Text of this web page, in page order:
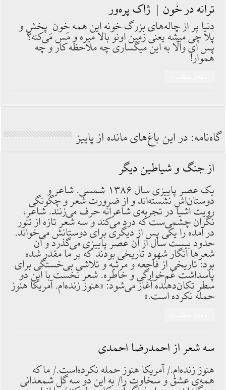
ترانه در خون | ژاک پره‌ور
دنيا پر از چاله‌هاى بزرگ خونه اين همه خون ِ پخش و
پلا چى ميشه يعنى زمين اونو بالا ميره و مَس مى‌كنه؟
پس اى والّا به اين ميگسارى چه ملاحظه كار و چه
هموار!
گاه‌نامه: در این باغ‌های مانده از پاییز
از جنگ و شیاطین دیگر
یک عصر پاییزی سال ۱۳۸۶ شمسی. شاعر و
دوستان‌اش نشسته‌اند و از ضرورت شعر و چگونگی
رویت اشیا در تجربه‌ی شاعرانه حرف می‌زنند. شاعر،
نگران چشمی‌ست که درد می‌کند و سه شعر تازه از تنور
در آمده را یکی پس از دیگری برای دوستانش می‌خواند.
حدود بیست سال از آن عصر پاییزی می‌گذرد و آن
شعرها انگار شهود تاریخی بودند که بر ما مقدر شده
بود: تاریخی از فاجعه و مرثیه و تلاشی بی‌خستگی برای
پاسداشت غم‌خوارگی و خاطره. شعر نخست با این دو
سطر تکان‌دهنده آغاز می‌شود: «هنوز زنده‌ام. آمریکا هنوز
حمله نکرده است.»
سه شعر از احمدرضا احمدی
هنوز زنده‌ام./ آمریکا هنوز حمله نکرده‌است./ ما که
همه‌ی عشق و سخاوت را/ به این دو سه گل شمعدانی